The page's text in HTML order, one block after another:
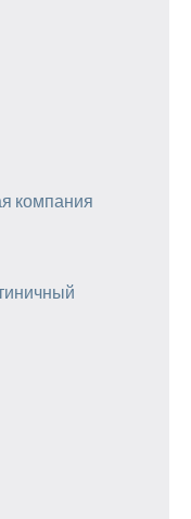
компания